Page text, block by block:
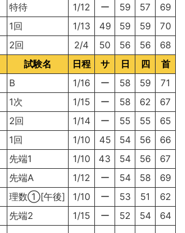
特待 1/12 ー 59 57
69
1回 1/13 49 59 59
70
2回 2/4 50 56 56
68
試験名 日程 サ 日 四
首
B 1/16 ー 58 59
71
1次 1/15 ー 58 62
67
2回 1/14 ー 55 55
65
1回 1/10 45 54 56
66
先端1 1/10 43 54 56
67
先端A 1/12 ー 54 58
69
理数①[午後] 1/10 ー 53 51
62
先端2 1/15 ー 52 54 64